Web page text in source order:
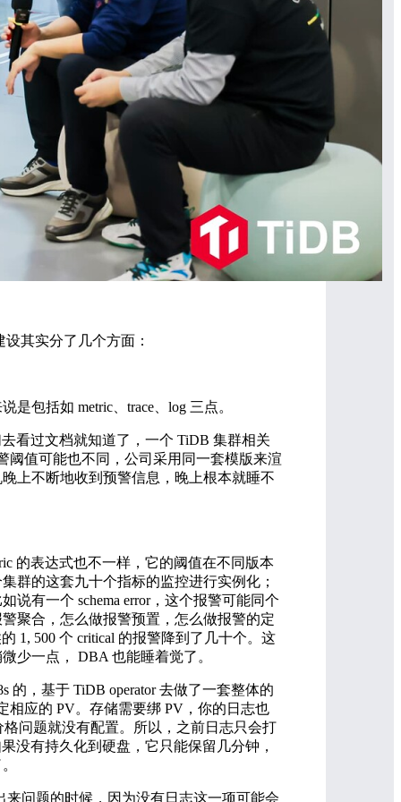
其实分了几个方面：
包括如 metric、trace、log 三点。
看过文档就知道了，一个 TiDB 集群相关
阈值可能也不同，公司采用同一套模版来渲
上不断地收到预警信息，晚上根本就睡不
的表达式也不一样，它的阈值在不同版本
群的这套九十个指标的监控进行实例化；
有一个 schema error，这个报警可能同个
聚合，怎么做报警预置，怎么做报警的定
1, 500 个 critical 的报警降到了几十个。这
少一点， DBA 也能睡着觉了。
，基于 TiDB operator 去做了一套整体的
相应的 PV。存储需要绑 PV，你的日志也
问题就没有配置。所以，之前日志只会打
没有持久化到硬盘，它只能保留几分钟，
来问题的时候，因为没有日志这一项可能会